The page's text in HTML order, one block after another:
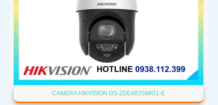
CAMERA HIKVISION DS-2DE4825IWG1-E